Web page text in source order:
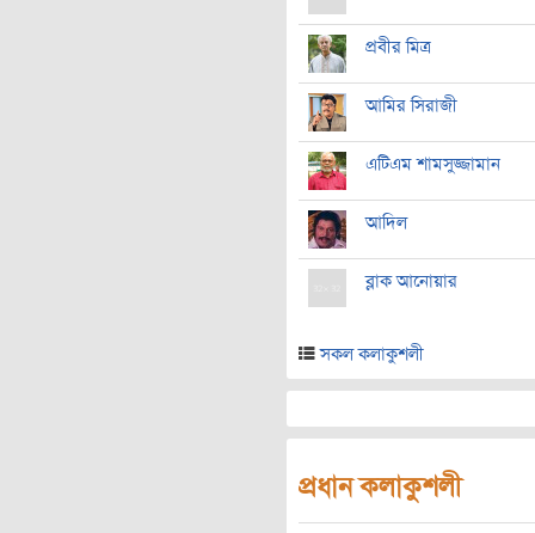
প্রবীর মিত্র
আমির সিরাজী
এটিএম শামসুজ্জামান
আদিল
ব্লাক আনোয়ার
সকল কলাকুশলী
প্রধান কলাকুশলী